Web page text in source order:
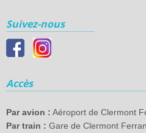
Suivez-nous
Accès
Par avion : Aéroport de Clermont
Par train : Gare de Clermont